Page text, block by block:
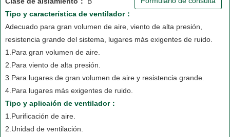
Tipo y característica de ventilador：
Adecuado para gran volumen de aire, viento de alta presión,
resistencia grande del sistema, lugares más exigentes de ruido.
1.Para gran volumen de aire.
2.Para viento de alta presión.
3.Para lugares de gran volumen de aire y resistencia grande.
4.Para lugares más exigentes de ruido.
Tipo y aplicaión de ventilador：
1.Purificación de aire.
2.Unidad de ventilación.